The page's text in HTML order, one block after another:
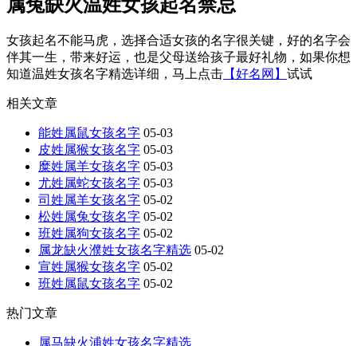
属兔缺火温姓女孩起名禁忌
女孩起名不能马虎，选择合适女孩的名字很关键，好的名字会
伴其一生，带来好运，也是父母送给孩子最好礼物，如果你想
知道温姓女孩名字精选详细，马上点击 【好名网】 试试
相关文章
能姓属鼠女孩名字 05-03
皮姓属猴女孩名字 05-03
糜姓属羊女孩名字 05-03
尤姓属蛇女孩名字 05-03
司姓属羊女孩名字 05-02
松姓属兔女孩名字 05-02
班姓属狗女孩名字 05-02
属龙缺火濮姓女孩名字精选 05-02
宣姓属猴女孩名字 05-02
班姓属鼠女孩名字 05-02
热门文章
属马缺火浦姓女孩名字精选